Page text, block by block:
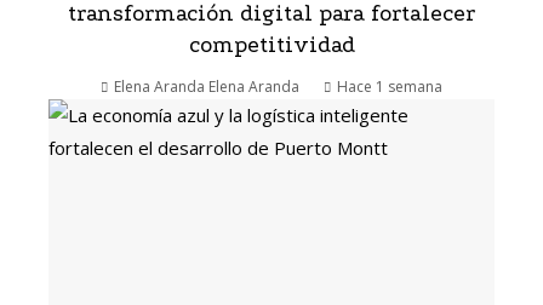
transformación digital para fortalecer
competitividad
Elena Aranda Elena Aranda Hace 1 semana